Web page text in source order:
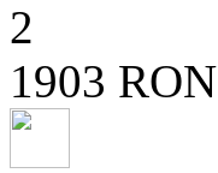
2
1903 RON